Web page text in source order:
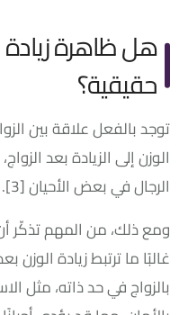
هل ظاهرة زيادة
حقيقية؟
توجد بالفعل علاقة بين
الوزن إلى الزيادة بعد
الرجال في بعض الأحيان[3]
.
ومع ذلك، من المهم تذكّر أن
غالبًا ما ترتبط زيادة الوزن
بالزواج في حد ذاته، مثل